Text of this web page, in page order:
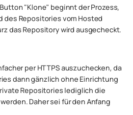
"Klone" beginnt der Prozess,
des Repositories vom Hosted
das Repository wird ausgecheckt.
per HTTPS auszuchecken, da
dann gänzlich ohne Einrichtung
Repositories lediglich die
Daher sei für den Anfang